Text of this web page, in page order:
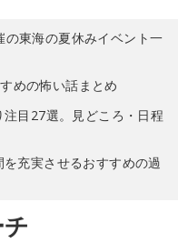
東海の夏休みイベント一
めの怖い話まとめ
注目27選。見どころ・日程
を充実させるおすすめの過